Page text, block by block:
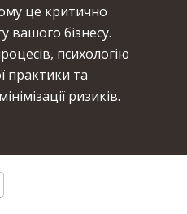
це критично
вашого бізнесу.
психологію
практики та
ризиків.